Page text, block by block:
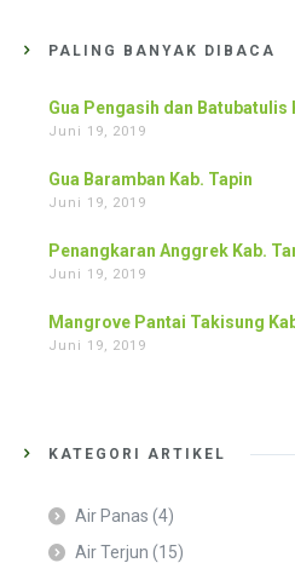
PALING BANYAK DIBACA
Gua Pengasih dan Batubatulis
Juni 19, 2019
Gua Baramban Kab. Tapin
Juni 19, 2019
Penangkaran Anggrek Kab.
Juni 19, 2019
Mangrove Pantai Takisung
Juni 19, 2019
KATEGORI ARTIKEL
Air Panas (4)
Air Terjun (15)